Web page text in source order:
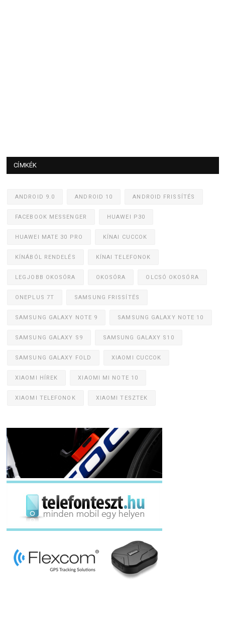
CÍMKÉK
ANDROID 9.0 ANDROID 10 ANDROID FRISSÍTÉS
FACEBOOK MESSENGER HUAWEI P30
HUAWEI MATE 30 PRO KÍNAI CUCCOK
KÍNÁBÓL RENDELÉS KÍNAI TELEFONOK
LEGJOBB OKOSÓRA OKOSÓRA OLCSÓ OKOSÓRA
ONEPLUS 7T SAMSUNG FRISSÍTÉS
SAMSUNG GALAXY NOTE 9 SAMSUNG GALAXY NOTE 10
SAMSUNG GALAXY S9 SAMSUNG GALAXY S10
SAMSUNG GALAXY FOLD XIAOMI CUCCOK
XIAOMI HÍREK XIAOMI MI NOTE 10
XIAOMI TELEFONOK XIAOMI TESZTEK